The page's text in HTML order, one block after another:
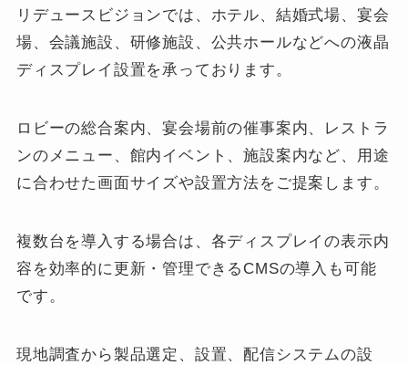
リデュースビジョンでは、ホテル、結婚式場、宴会
場、会議施設、研修施設、公共ホールなどへの液晶
ディスプレイ設置を承っております。
ロビーの総合案内、宴会場前の催事案内、レストラ
ンのメニュー、館内イベント、施設案内など、用途
に合わせた画面サイズや設置方法をご提案します。
複数台を導入する場合は、各ディスプレイの表示内
容を効率的に更新・管理できるCMSの導入も可能
です。
現地調査から製品選定、設置、配信システムの設